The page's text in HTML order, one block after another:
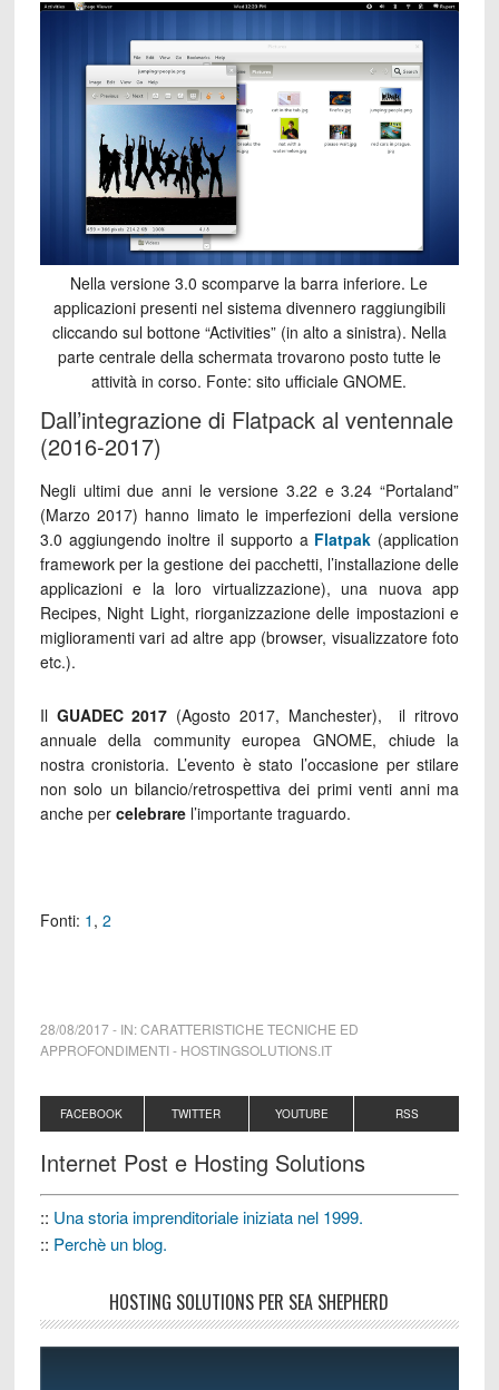
Nella versione 3.0 scomparve la barra inferiore. Le
applicazioni presenti nel sistema divennero raggiungibili
cliccando sul bottone “Activities” (in alto a sinistra). Nella
parte centrale della schermata trovarono posto tutte le
attività in corso. Fonte: sito ufficiale GNOME.
Dall’integrazione di Flatpack al ventennale
(2016-2017)
Negli ultimi due anni le versione 3.22 e 3.24 “Portaland”
(Marzo 2017) hanno limato le imperfezioni della versione
3.0 aggiungendo inoltre il supporto a Flatpak (application
framework per la gestione dei pacchetti, l’installazione delle
applicazioni e la loro virtualizzazione), una nuova app
Recipes, Night Light, riorganizzazione delle impostazioni e
miglioramenti vari ad altre app (browser, visualizzatore foto
etc.).
Il GUADEC 2017 (Agosto 2017, Manchester), il ritrovo
annuale della community europea GNOME, chiude la
nostra cronistoria. L’evento è stato l’occasione per stilare
non solo un bilancio/retrospettiva dei primi venti anni ma
anche per celebrarel’importante traguardo.
Fonti: 1 , 2
28/08/2017- IN:CARATTERISTICHE TECNICHE ED
APPROFONDIMENTI- HOSTINGSOLUTIONS.IT
FACEBOOK TWITTER YOUTUBE RSS
Internet Post e Hosting Solutions
:: Una storia imprenditoriale iniziata nel 1999.
:: Perchè un blog.
HOSTING SOLUTIONS PER SEA SHEPHERD